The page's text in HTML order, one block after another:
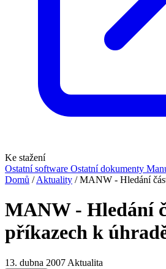
Ke stažení
Ostatní software Ostatní dokumenty
Domů / Aktuality / MANW - Hledání
MANW - Hledání
příkazech k
13. dubna 2007 Aktualita